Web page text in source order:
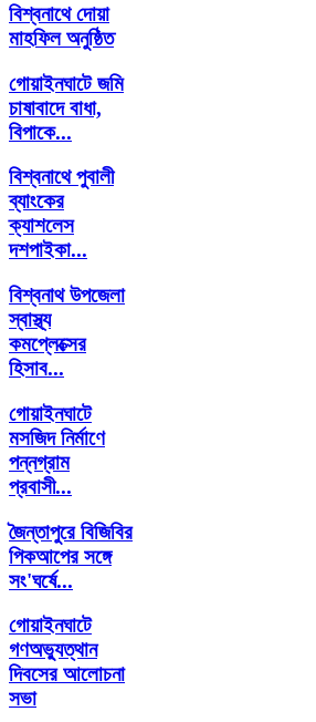
বিশ্বনাথে দোয়া
মাহফিল অনুষ্ঠিত
গোয়াইনঘাটে জমি
চাষাবাদে বাধা,
বিপাকে...
বিশ্বনাথে পুবালী
ব্যাংকের
ক্যাশলেস
দশপাইকা...
বিশ্বনাথ উপজেলা
স্বাস্থ্য
কমপ্লেক্সের
হিসাব...
গোয়াইনঘাটে
মসজিদ নির্মাণে
পন্নগ্রাম
প্রবাসী...
জৈন্তাপুরে বিজিবির
পিকআপের সঙ্গে
সং'ঘর্ষে...
গোয়াইনঘাটে
গণঅভ্যুত্থান
দিবসের আলোচনা
সভা